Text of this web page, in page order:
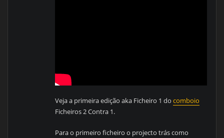
Veja a primeira edição aka Ficheiro 1 docomboio
Ficheiros 2 Contra 1.
Para o primeiro ficheiro o projecto trás como